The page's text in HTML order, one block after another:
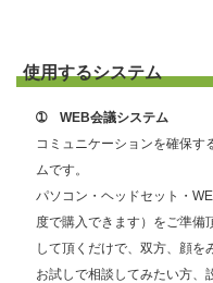
使用するシステム
➀ WEB会議システム
コミュニケーションを確保す
ムです。
パソコン・ヘッドセット・
度で購入できます）をご準備
して頂くだけで、双方、顔を
お試しで相談してみたい方、